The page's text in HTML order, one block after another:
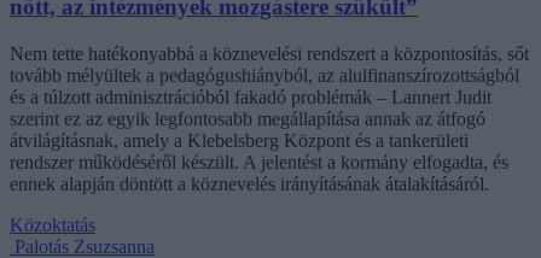
nőtt, az intézmények mozgástere szűkült”
Nem tette hatékonyabbá a köznevelési rendszert a központosítás, sőt
tovább mélyültek a pedagógushiányból, az alulfinanszírozottságból
és a túlzott adminisztrációból fakadó problémák – Lannert Judit
szerint ez az egyik legfontosabb megállapítása annak az átfogó
átvilágításnak, amely a Klebelsberg Központ és a tankerületi
rendszer működéséről készült. A jelentést a kormány elfogadta, és
ennek alapján döntött a köznevelés irányításának átalakításáról.
Közoktatás
Palotás Zsuzsanna